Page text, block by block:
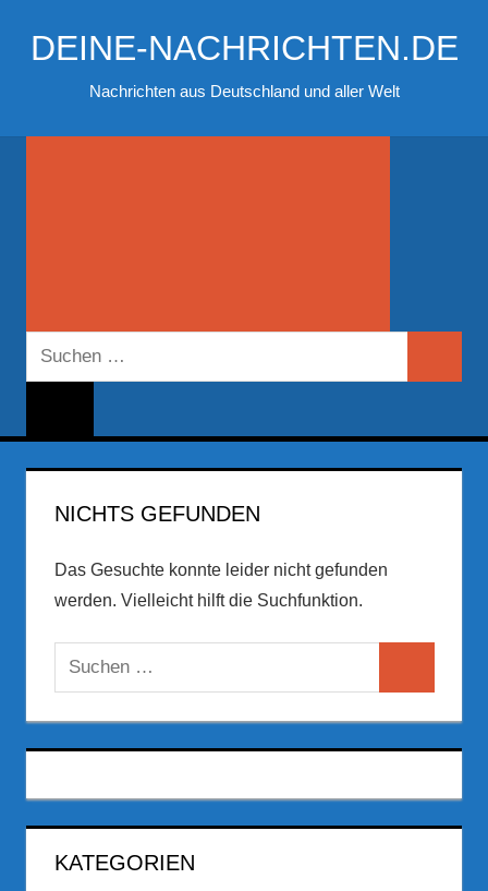
InhaltDEINE-NACHRICHTEN.DE
Nachrichten aus Deutschland und aller Welt
Suchen
nach:
NICHTS GEFUNDEN
Das Gesuchte konnte leider nicht gefunden
werden. Vielleicht hilft die Suchfunktion.
Suchen
KATEGORIEN